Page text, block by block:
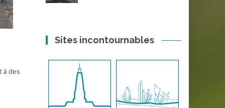
à des
Sites incontournables